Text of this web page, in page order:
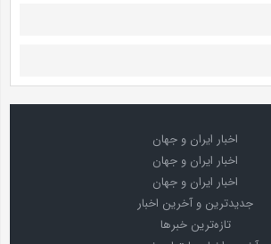
اخبار ایران و جهان
اخبار ایران و جهان
اخبار ایران و جهان
جدیدترین و آخرین اخبار
تازه‌ترین خبرها